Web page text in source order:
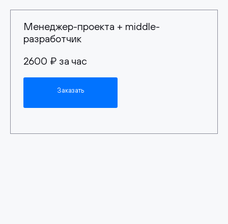
Менеджер-проекта + middle-
разработчик
2600 ₽ за час
Заказать